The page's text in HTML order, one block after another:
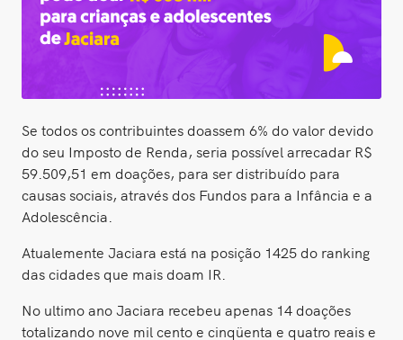
Se todos os contribuintes doassem 6% do valor devido
do seu Imposto de Renda, seria possível arrecadar R$
59.509,51 em doações, para ser distribuído para
causas sociais, através dos Fundos para a Infância e a
Adolescência.
Atualemente Jaciara está na posição 1425 do ranking
das cidades que mais doam IR.
No ultimo ano Jaciara recebeu apenas 14 doações
totalizando nove mil cento e cinqüenta e quatro reais e